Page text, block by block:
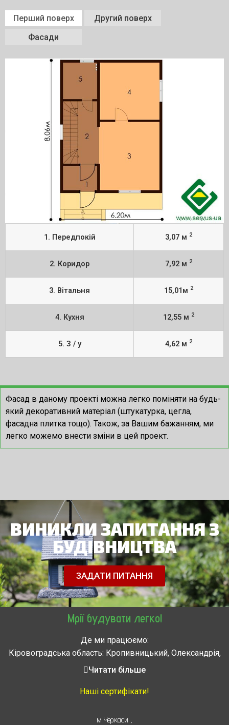
Перший поверх
Другий поверх
Фасади
1. Передпокій 3,07 м 2
2. Коридор 7,92 м 2
3. Вітальня 15,01м 2
4. Кухня 12,55 м 2
5. З / у 4,62 м 2
Фасад в даному проекті можна легко поміняти на будь-
який декоративний матеріал (штукатурка, цегла,
фасадна плитка тощо). Також, за Вашим бажанням, ми
легко можемо внести зміни в цей проект.
ВИНИКЛИ ЗАПИТАННЯ З
БУДІВНИЦТВА
ЗАДАТИ ПИТАННЯ
Мрії будувати легко!
Де ми працюємо:
Кіровоградська область: Кропивницький, Олександрія,
Знам’янка, Долинська, Новоархангельськ, Світловодськ
Звенигородка, Золотоноша, Каменка, Канев, Корсунь-
Монастырище, Смела, Тальное, Умань, Христиновка.
Читати більше
Наші сертифікати!
м Черкаси